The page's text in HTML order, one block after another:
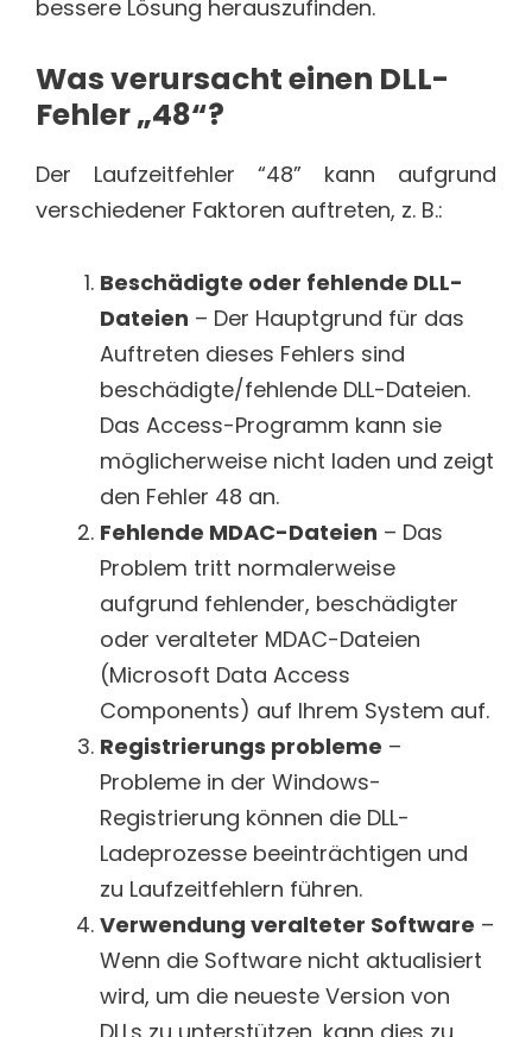
bessere Lösung herauszufinden.
Was verursacht einen DLL-
Fehler „48“?
Der Laufzeitfehler “48” kann aufgrund
verschiedener Faktoren auftreten, z. B.:
Beschädigte oder fehlende DLL-
Dateien – Der Hauptgrund für das
Auftreten dieses Fehlers sind
beschädigte/fehlende DLL-Dateien.
Das Access-Programm kann sie
möglicherweise nicht laden und zeigt
den Fehler 48 an.
Fehlende MDAC-Dateien – Das
Problem tritt normalerweise
aufgrund fehlender, beschädigter
oder veralteter MDAC-Dateien
(Microsoft Data Access
Components) auf Ihrem System auf.
Registrierungs probleme –
Probleme in der Windows-
Registrierung können die DLL-
Ladeprozesse beeinträchtigen und
zu Laufzeitfehlern führen.
Verwendung veralteter Software –
Wenn die Software nicht aktualisiert
wird, um die neueste Version von